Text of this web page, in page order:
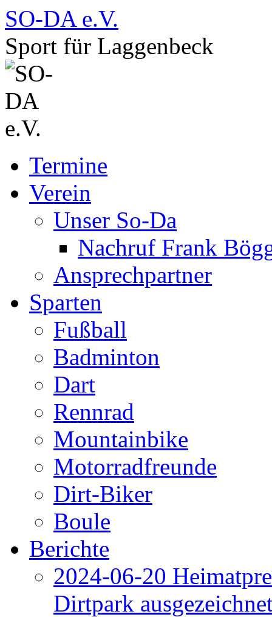
Zum
Inhalt
springen
SO-DA e.V.
Sport für Laggenbeck
Termine
Verein
Unser So-Da
Nachruf Frank
Ansprechpartner
Sparten
Fußball
Badminton
Dart
Rennrad
Mountainbike
Motorradfreunde
Dirt-Biker
Boule
Berichte
2024-06-20
Dirtpark